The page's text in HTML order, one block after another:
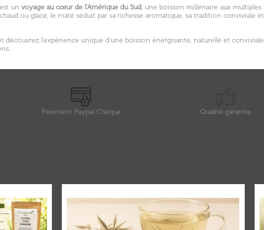
un voyage au cœur de l’Amérique du Sud, une boisson millénaire aux multiples
ou glacé, le maté séduit par sa richesse aromatique, sa tradition conviviale
découvrez l’expérience unique d’une boisson énergisante, naturelle et
Paiement Paypal Chèque Qualité garantie